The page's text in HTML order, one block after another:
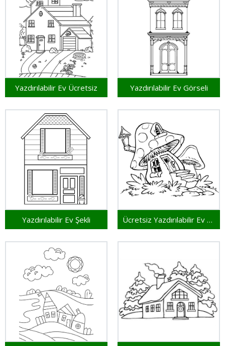
Yazdırılabilir Ev Ücretsiz Yazdırılabilir Ev Görseli
Yazdırılabilir Ev Şekli Ücretsiz Yazdırılabilir Ev Şekli